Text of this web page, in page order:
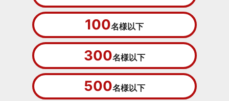
100名様以下
300名様以下
500名様以下